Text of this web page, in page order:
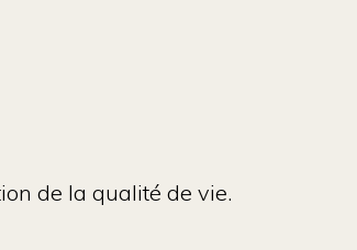
de la qualité de vie.